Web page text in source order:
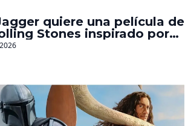
quiere una película de
Stones inspirado por
de The Beatles